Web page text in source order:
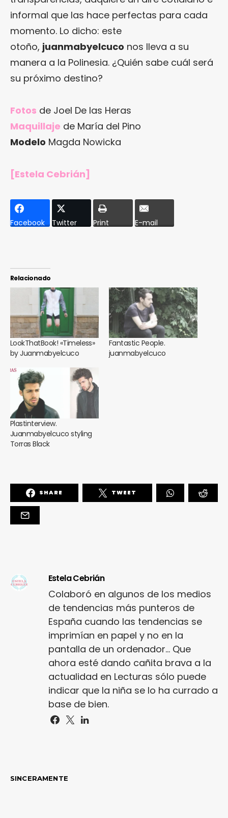
informal que las hace perfectas para cada
momento. Lo dicho: este
otoño, juanmabyelcuco nos lleva a su
manera a la Polinesia. ¿Quién sabe cuál será
su próximo destino?
Fotos de Joel De las Heras
Maquillaje de María del Pino
Modelo Magda Nowicka
[Estela Cebrián]
Facebook Twitter Print E-mail
Relacionado
LookThatBook! «Timeless»
by Juanmabyelcuco
Fantastic People.
juanmabyelcuco
Plastinterview.
Juanmabyelcuco styling
Torras Black
SHARE TWEET
Estela Cebrián
Colaboró en algunos de los medios
de tendencias más punteros de
España cuando las tendencias se
imprimían en papel y no en la
pantalla de un ordenador... Que
ahora esté dando cañita brava a la
actualidad en Lecturas sólo puede
indicar que la niña se lo ha currado a
base de bien.
SINCERAMENTE